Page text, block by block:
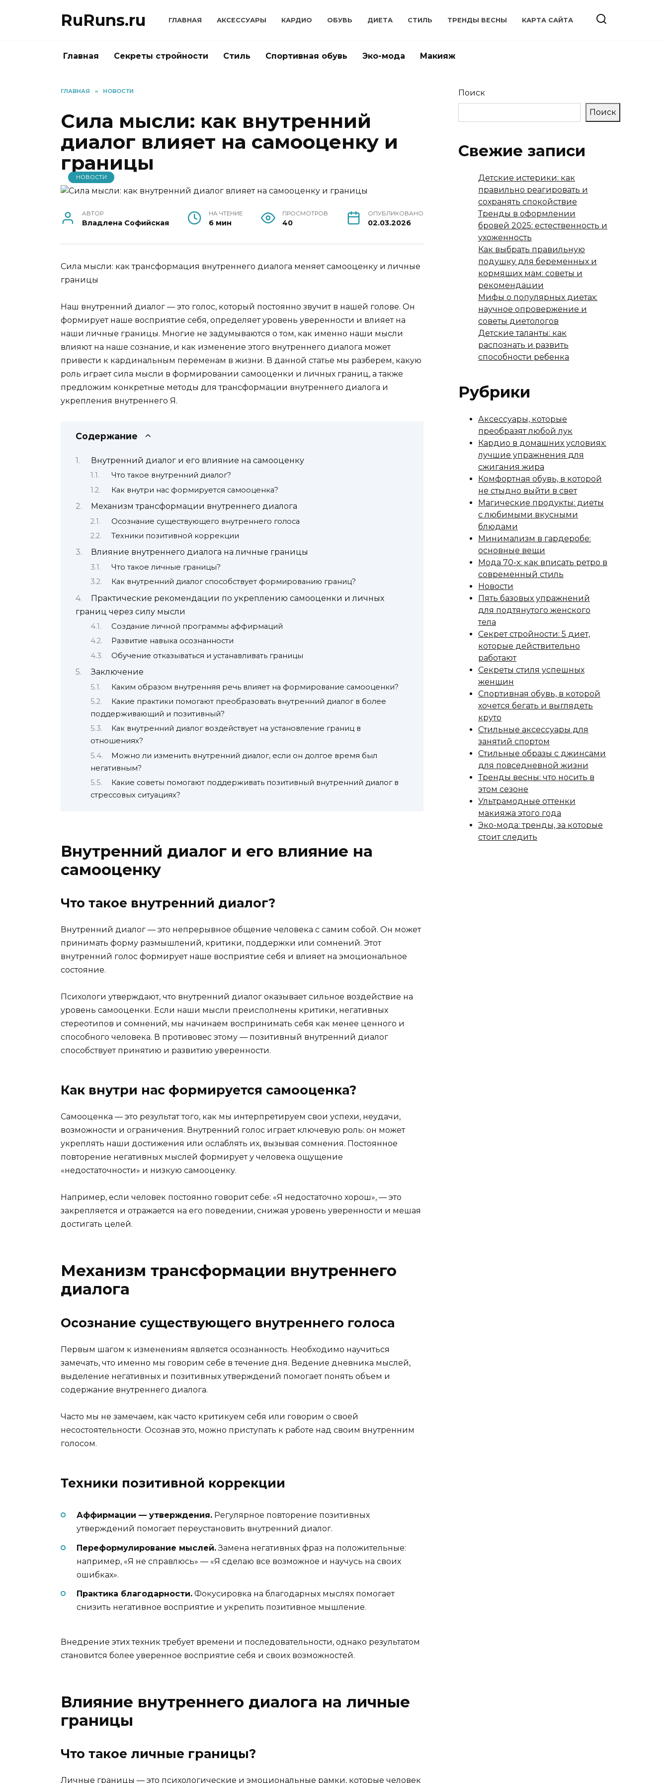
RuRuns.ru ГЛАВНАЯ АКСЕССУАРЫ КАРДИО ОБУВЬ ДИЕТА СТИЛЬ ТРЕНДЫ ВЕСНЫ КАРТА САЙТА
Главная Секреты стройности Стиль Спортивная обувь Эко-мода Макияж
ГЛАВНАЯ » НОВОСТИ
Сила мысли: как внутренний
диалог влияет на самооценку и
границы
НОВОСТИ
АВТОР
Владлена Софийская
НА ЧТЕНИЕ
6 мин
ПРОСМОТРОВ
40
ОПУБЛИКОВАНО
02.03.2026
Сила мысли: как трансформация внутреннего диалога меняет самооценку и личные
границы
Наш внутренний диалог — это голос, который постоянно звучит в нашей голове. Он
формирует наше восприятие себя, определяет уровень уверенности и влияет на
наши личные границы. Многие не задумываются о том, как именно наши мысли
влияют на наше сознание, и как изменение этого внутреннего диалога может
привести к кардинальным переменам в жизни. В данной статье мы разберем, какую
роль играет сила мысли в формировании самооценки и личных границ, а также
предложим конкретные методы для трансформации внутреннего диалога и
укрепления внутреннего Я.
Содержание
Внутренний диалог и его влияние на самооценку
Что такое внутренний диалог?
Как внутри нас формируется самооценка?
Механизм трансформации внутреннего диалога
Осознание существующего внутреннего голоса
Техники позитивной коррекции
Влияние внутреннего диалога на личные границы
Что такое личные границы?
Как внутренний диалог способствует формированию границ?
Практические рекомендации по укреплению самооценки и личных
границ через силу мысли
Создание личной программы аффирмаций
Развитие навыка осознанности
Обучение отказываться и устанавливать границы
Заключение
Каким образом внутренняя речь влияет на формирование самооценки?
Какие практики помогают преобразовать внутренний диалог в более
поддерживающий и позитивный?
Как внутренний диалог воздействует на установление границ в
отношениях?
Можно ли изменить внутренний диалог, если он долгое время был
негативным?
Какие советы помогают поддерживать позитивный внутренний диалог в
стрессовых ситуациях?
Внутренний диалог и его влияние на
самооценку
Что такое внутренний диалог?
Внутренний диалог — это непрерывное общение человека с самим собой. Он может
принимать форму размышлений, критики, поддержки или сомнений. Этот
внутренний голос формирует наше восприятие себя и влияет на эмоциональное
состояние.
Психологи утверждают, что внутренний диалог оказывает сильное воздействие на
уровень самооценки. Если наши мысли преисполнены критики, негативных
стереотипов и сомнений, мы начинаем воспринимать себя как менее ценного и
способного человека. В противовес этому — позитивный внутренний диалог
способствует принятию и развитию уверенности.
Как внутри нас формируется самооценка?
Самооценка — это результат того, как мы интерпретируем свои успехи, неудачи,
возможности и ограничения. Внутренний голос играет ключевую роль: он может
укреплять наши достижения или ослаблять их, вызывая сомнения. Постоянное
повторение негативных мыслей формирует у человека ощущение
«недостаточности» и низкую самооценку.
Например, если человек постоянно говорит себе: «Я недостаточно хорош», — это
закрепляется и отражается на его поведении, снижая уровень уверенности и мешая
достигать целей.
Механизм трансформации внутреннего
диалога
Осознание существующего внутреннего голоса
Первым шагом к изменениям является осознанность. Необходимо научиться
замечать, что именно мы говорим себе в течение дня. Ведение дневника мыслей,
выделение негативных и позитивных утверждений помогает понять объем и
содержание внутреннего диалога.
Часто мы не замечаем, как часто критикуем себя или говорим о своей
несостоятельности. Осознав это, можно приступать к работе над своим внутренним
голосом.
Техники позитивной коррекции
Аффирмации — утверждения. Регулярное повторение позитивных
утверждений помогает переустановить внутренний диалог.
Переформулирование мыслей.Замена негативных фраз на положительные:
например, «Я не справлюсь» — «Я сделаю все возможное и научусь на своих
ошибках».
Практика благодарности. Фокусировка на благодарных мыслях помогает
снизить негативное восприятие и укрепить позитивное мышление.
Внедрение этих техник требует времени и последовательности, однако результатом
становится более уверенное восприятие себя и своих возможностей.
Влияние внутреннего диалога на личные
границы
Что такое личные границы?
Личные границы — это психологические и эмоциональные рамки, которые человек
Поиск
Поиск
Свежие записи
Детские истерики: как
правильно реагировать и
сохранять спокойствие
Тренды в оформлении
бровей 2025: естественность и
ухоженность
Как выбрать правильную
подушку для беременных и
кормящих мам: советы и
рекомендации
Мифы о популярных диетах:
научное опровержение и
советы диетологов
Детские таланты: как
распознать и развить
способности ребенка
Рубрики
Аксессуары, которые
преобразят любой лук
Кардио в домашних условиях:
лучшие упражнения для
сжигания жира
Комфортная обувь, в которой
не стыдно выйти в свет
Магические продукты: диеты
с любимыми вкусными
блюдами
Минимализм в гардеробе:
основные вещи
Мода 70-х: как вписать ретро в
современный стиль
Новости
Пять базовых упражнений
для подтянутого женского
тела
Секрет стройности: 5 диет,
которые действительно
работают
Секреты стиля успешных
женщин
Спортивная обувь, в которой
хочется бегать и выглядеть
круто
Стильные аксессуары для
занятий спортом
Стильные образы с джинсами
для повседневной жизни
Тренды весны: что носить в
этом сезоне
Ультрамодные оттенки
макияжа этого года
Эко-мода: тренды, за которые
стоит следить